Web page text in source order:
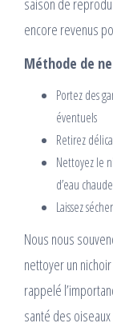
saison de
encore revenus
Méthode de
Portez des
éventuels
Retirez
Nettoyez le
d’eau
Laissez
Nous nous
nettoyer un
rappelé
santé des